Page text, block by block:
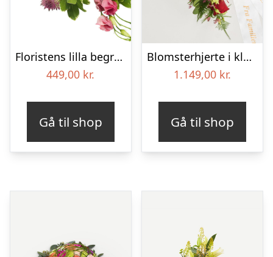
Floristens lilla begravelses­buket
449,00 kr.
Gå til shop
Blomsterhjerte i klassisk stil med bånd
1.149,00 kr.
Gå til shop